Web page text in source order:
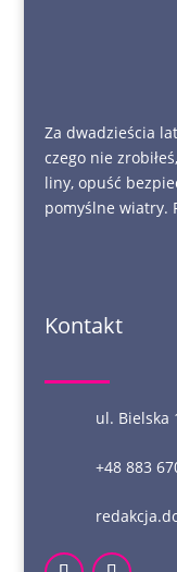
Za dwadzieścia
czego nie
liny, opuść
pomyślne wiatry.
Kontakt
ul. Bielska
+48 883